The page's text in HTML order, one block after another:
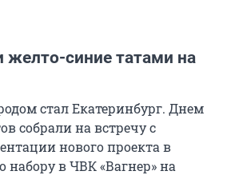
желто-синие татами на
стал Екатеринбург. Днем
собрали на встречу с
нового проекта в
набору в ЧВК «Вагнер» на